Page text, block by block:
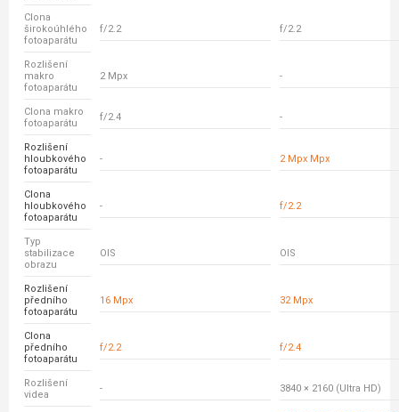
Clona
širokoúhlého
fotoaparátu
f/2.2 f/2.2
Rozlišení
makro
fotoaparátu
2 Mpx -
Clona makro
fotoaparátu
f/2.4 -
Rozlišení
hloubkového
fotoaparátu
- 2 Mpx Mpx
Clona
hloubkového
fotoaparátu
- f/2.2
Typ
stabilizace
obrazu
OIS OIS
Rozlišení
předního
fotoaparátu
16 Mpx 32 Mpx
Clona
předního
fotoaparátu
f/2.2 f/2.4
Rozlišení
videa
- 3840 × 2160 (Ultra HD)